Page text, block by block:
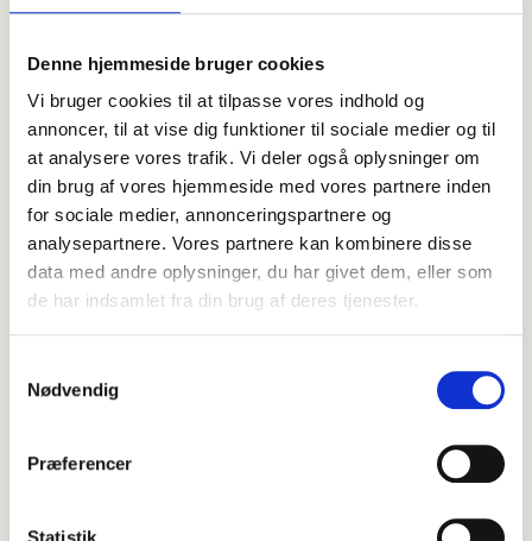
Denne hjemmeside bruger cookies
Vi bruger cookies til at tilpasse vores indhold og
annoncer, til at vise dig funktioner til sociale medier og til
at analysere vores trafik. Vi deler også oplysninger om
din brug af vores hjemmeside med vores partnere inden
for sociale medier, annonceringspartnere og
analysepartnere. Vores partnere kan kombinere disse
data med andre oplysninger, du har givet dem, eller som
de har indsamlet fra din brug af deres tjenester.
Nødvendig
Præferencer
Kuskefingre øvelser kan hjælpe med at bevare
eksempelvis inkludere strækøvelser, mens
massage og manuel terapi kan fungere som et
supplement for at løsne vævet. Kontakt
FysioDanmark for at få vejledning til øvelser og
forebyggende træning.
I svære tilfælde kan kirurgi være nødvendig for at
genoprette bevægeligheden.
Kuskefingre forebyggelse og
rådgivning
Selvom det ikke altid er muligt at forhindre
kuskefingre, kan regelmæssig bevægelse og